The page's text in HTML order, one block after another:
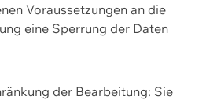
Voraussetzungen an die
eine Sperrung der Daten
der Bearbeitung: Sie